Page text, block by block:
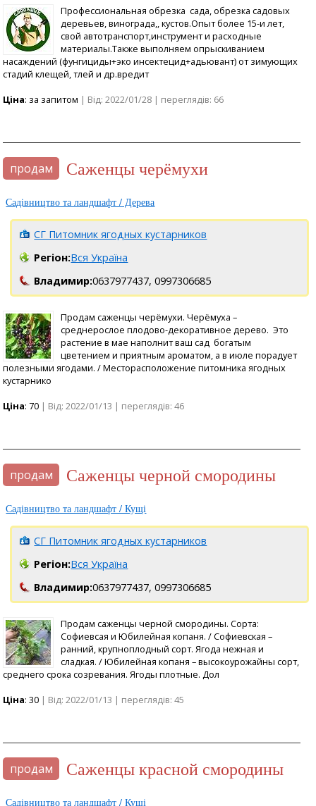
Профессиональная обрезка сада, обрезка садовых
деревьев, винограда,, кустов.Опыт более 15-и лет,
свой автотранспорт,инструмент и расходные
материалы.Также выполняем опрыскиванием
насаждений (фунгициды+эко инсектецид+адьювант) от зимующих
стадий клещей, тлей и др.вредит
Ціна: за запитом | Від: 2022/01/28 | переглядів: 66
продам саженцы черёмухи
Садівництво та ландшафт / Дерева
СГ Питомник ягодных кустарников
Регіон:Вся Україна
Владимир:0637977437, 0997306685
Продам саженцы черёмухи. Черёмуха –
среднерослое плодово-декоративное дерево. Это
растение в мае наполнит ваш сад богатым
цветением и приятным ароматом, а в июле порадует
полезными ягодами. / Месторасположение питомника ягодных
кустарнико
Ціна: 70 | Від: 2022/01/13 | переглядів: 46
продам саженцы черной смородины
Садівництво та ландшафт / Кущі
СГ Питомник ягодных кустарников
Регіон:Вся Україна
Владимир:0637977437, 0997306685
Продам саженцы черной смородины. Сорта:
Софиевсая и Юбилейная копаня. / Софиевская –
ранний, крупноплодный сорт. Ягода нежная и
сладкая. / Юбилейная копаня – высокоурожайны сорт,
среднего срока созревания. Ягоды плотные. Дол
Ціна: 30 | Від: 2022/01/13 | переглядів: 45
продам саженцы красной смородины
Садівництво та ландшафт / Кущі